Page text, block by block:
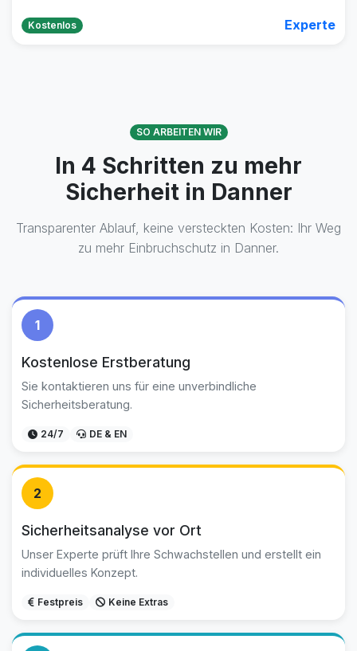
Kostenlos Experte
SO ARBEITEN WIR
In 4 Schritten zu mehr
Sicherheit in Danner
Transparenter Ablauf, keine versteckten Kosten: Ihr Weg
zu mehr Einbruchschutz in Danner.
1
Kostenlose Erstberatung
Sie kontaktieren uns für eine unverbindliche
Sicherheitsberatung.
24/7 DE & EN
2
Sicherheitsanalyse vor Ort
Unser Experte prüft Ihre Schwachstellen und erstellt ein
individuelles Konzept.
Festpreis Keine Extras